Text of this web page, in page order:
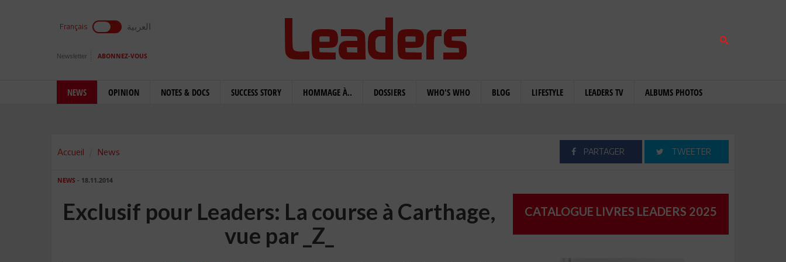
Français العربية
Newsletter ABONNEZ-VOUS
NEWS OPINION NOTES & DOCS SUCCESS STORY HOMMAGE À.. DOSSIERS WHO'S WHO BLOG LIFESTYLE LEADERS TV ALBUMS PHOTOS
Accueil News PARTAGER TWEETER
NEWS - 18.11.2014
Exclusif pour Leaders: La course à Carthage,
vue par _Z_
CATALOGUE LIVRES LEADERS 2025